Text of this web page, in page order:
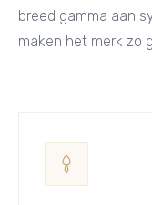
breed gamma aan
maken het merk zo